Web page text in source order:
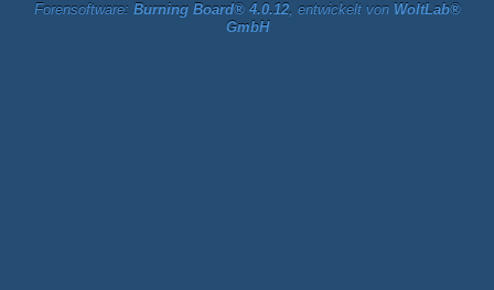
Forensoftware: Burning Board® 4.0.12, entwickelt von WoltLab®
GmbH